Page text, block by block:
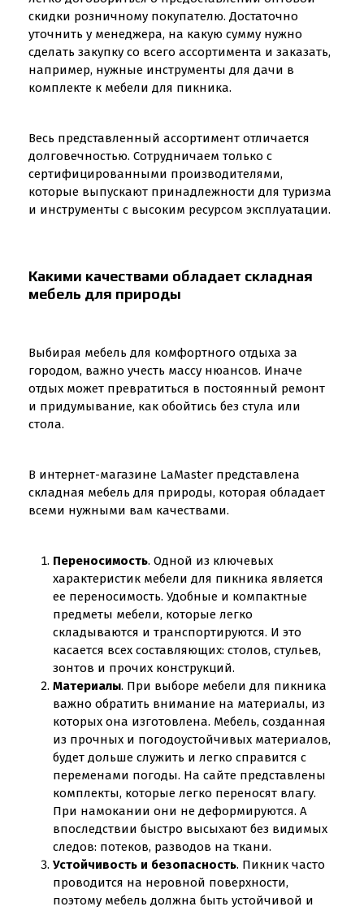
скидки розничному покупателю. Достаточно
уточнить у менеджера, на какую сумму нужно
сделать закупку со всего ассортимента и заказать,
например, нужные инструменты для дачи в
комплекте к мебели для пикника.
Весь представленный ассортимент отличается
долговечностью. Сотрудничаем только с
сертифицированными производителями,
которые выпускают принадлежности для туризма
и инструменты с высоким ресурсом эксплуатации.
Какими качествами обладает складная
мебель для природы
Выбирая мебель для комфортного отдыха за
городом, важно учесть массу нюансов. Иначе
отдых может превратиться в постоянный ремонт
и придумывание, как обойтись без стула или
стола.
В интернет-магазине LaMaster представлена
складная мебель для природы, которая обладает
всеми нужными вам качествами.
Переносимость. Одной из ключевых
характеристик мебели для пикника является
ее переносимость. Удобные и компактные
предметы мебели, которые легко
складываются и транспортируются. И это
касается всех составляющих: столов, стульев,
зонтов и прочих конструкций.
Материалы. При выборе мебели для пикника
важно обратить внимание на материалы, из
которых она изготовлена. Мебель, созданная
из прочных и погодоустойчивых материалов,
будет дольше служить и легко справится с
переменами погоды. На сайте представлены
комплекты, которые легко переносят влагу.
При намокании они не деформируются. А
впоследствии быстро высыхают без видимых
следов: потеков, разводов на ткани.
Устойчивость и безопасность. Пикник часто
проводится на неровной поверхности,
поэтому мебель должна быть устойчивой и